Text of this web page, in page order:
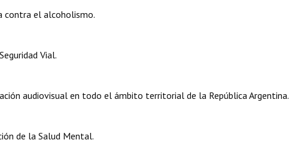
contra el alcoholismo.
Vial.
audiovisual en todo el ámbito territorial de la República Argentina.
de la Salud Mental.